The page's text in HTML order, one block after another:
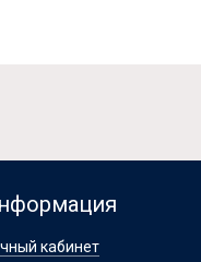
кабинет